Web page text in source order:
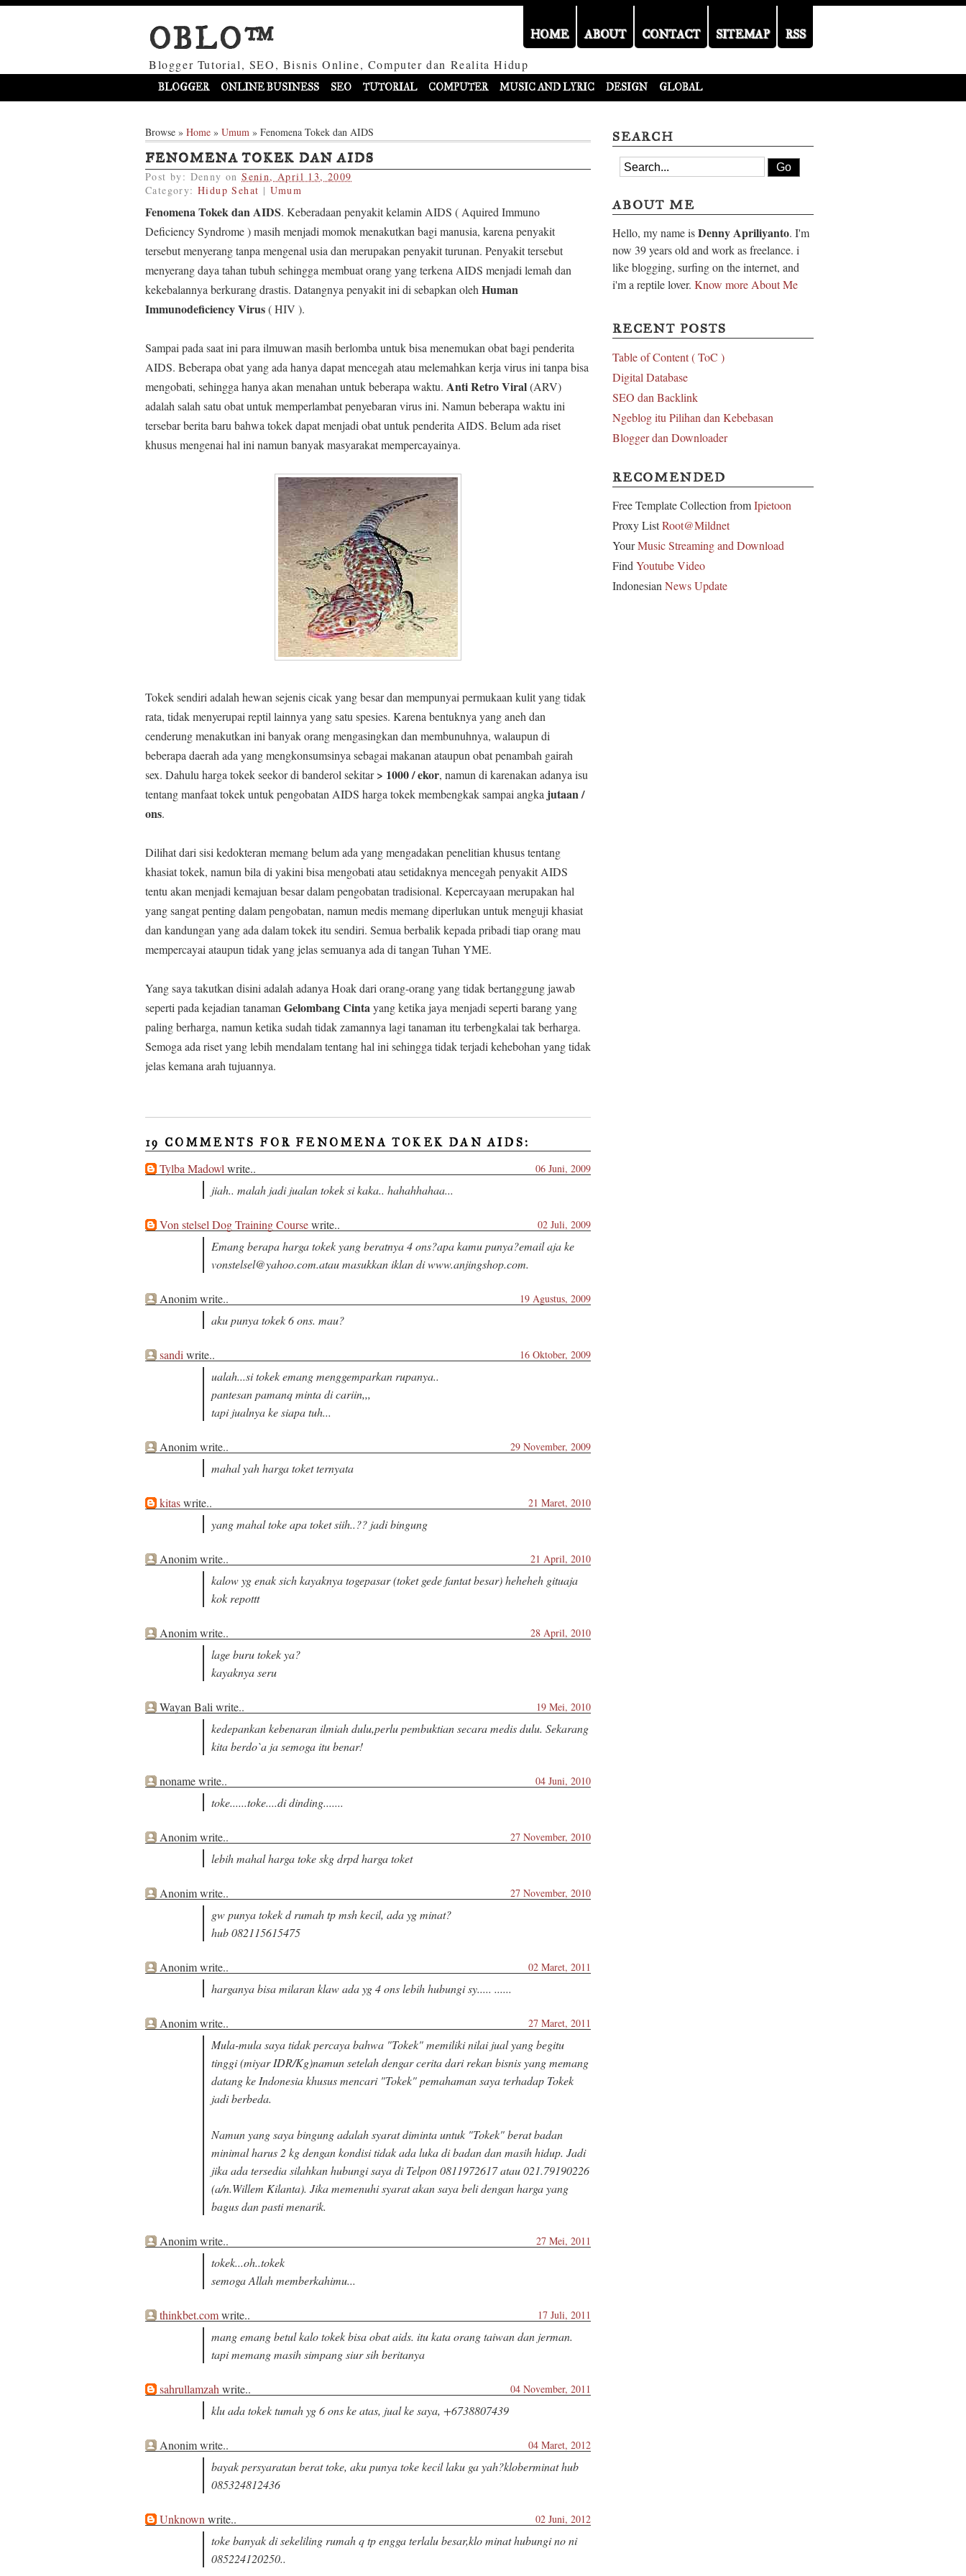
HOME ABOUT CONTACT SITEMAP RSS
OBLO™
Blogger Tutorial, SEO, Bisnis Online, Computer dan Realita Hidup
BLOGGER ONLINE BUSINESS SEO TUTORIAL COMPUTER MUSIC AND LYRIC DESIGN GLOBAL
Browse » Home » Umum » Fenomena Tokek dan AIDS
FENOMENA TOKEK DAN AIDS
Post by: Denny onSenin, April 13, 2009
Category:Hidup Sehat | Umum
Fenomena Tokek dan AIDS. Keberadaan penyakit kelamin AIDS ( Aquired Immuno
Deficiency Syndrome ) masih menjadi momok menakutkan bagi manusia, karena penyakit
tersebut menyerang tanpa mengenal usia dan merupakan penyakit turunan. Penyakit tersebut
menyerang daya tahan tubuh sehingga membuat orang yang terkena AIDS menjadi lemah dan
kekebalannya berkurang drastis. Datangnya penyakit ini di sebapkan oleh Human
Immunodeficiency Virus( HIV ).
Sampai pada saat ini para ilmuwan masih berlomba untuk bisa menemukan obat bagi penderita
AIDS. Beberapa obat yang ada hanya dapat mencegah atau melemahkan kerja virus ini tanpa bisa
mengobati, sehingga hanya akan menahan untuk beberapa waktu. Anti Retro Viral(ARV)
adalah salah satu obat untuk memperlambat penyebaran virus ini. Namun beberapa waktu ini
tersebar berita baru bahwa tokek dapat menjadi obat untuk penderita AIDS. Belum ada riset
khusus mengenai hal ini namun banyak masyarakat mempercayainya.
Tokek sendiri adalah hewan sejenis cicak yang besar dan mempunyai permukaan kulit yang tidak
rata, tidak menyerupai reptil lainnya yang satu spesies. Karena bentuknya yang aneh dan
cenderung menakutkan ini banyak orang mengasingkan dan membunuhnya, walaupun di
beberapa daerah ada yang mengkonsumsinya sebagai makanan ataupun obat penambah gairah
sex. Dahulu harga tokek seekor di banderol sekitar> 1000 / ekor, namun di karenakan adanya isu
tentang manfaat tokek untuk pengobatan AIDS harga tokek membengkak sampai angka jutaan /
ons.
Dilihat dari sisi kedokteran memang belum ada yang mengadakan penelitian khusus tentang
khasiat tokek, namun bila di yakini bisa mengobati atau setidaknya mencegah penyakit AIDS
tentu akan menjadi kemajuan besar dalam pengobatan tradisional. Kepercayaan merupakan hal
yang sangat penting dalam pengobatan, namun medis memang diperlukan untuk menguji khasiat
dan kandungan yang ada dalam tokek itu sendiri. Semua berbalik kepada pribadi tiap orang mau
mempercayai ataupun tidak yang jelas semuanya ada di tangan Tuhan YME.
Yang saya takutkan disini adalah adanya Hoak dari orang-orang yang tidak bertanggung jawab
seperti pada kejadian tanaman Gelombang Cintayang ketika jaya menjadi seperti barang yang
paling berharga, namun ketika sudah tidak zamannya lagi tanaman itu terbengkalai tak berharga.
Semoga ada riset yang lebih mendalam tentang hal ini sehingga tidak terjadi kehebohan yang tidak
jelas kemana arah tujuannya.
19 COMMENTS FOR FENOMENA TOKEK DAN AIDS:
Tylba Madowl write.. 06 Juni, 2009
jiah.. malah jadi jualan tokek si kaka.. hahahhahaa...
Von stelsel Dog Training Coursewrite.. 02 Juli, 2009
Emang berapa harga tokek yang beratnya 4 ons?apa kamu punya?email aja ke
vonstelsel@yahoo.com.atau masukkan iklan di www.anjingshop.com.
Anonim write.. 19 Agustus, 2009
aku punya tokek 6 ons. mau?
sandi write.. 16 Oktober, 2009
ualah...si tokek emang menggemparkan rupanya..
pantesan pamanq minta di cariin,,,
tapi jualnya ke siapa tuh...
Anonim write.. 29 November, 2009
mahal yah harga toket ternyata
kitaswrite.. 21 Maret, 2010
yang mahal toke apa toket siih..?? jadi bingung
Anonim write.. 21 April, 2010
kalow yg enak sich kayaknya togepasar (toket gede fantat besar) heheheh gituaja
kok repottt
Anonim write.. 28 April, 2010
lage buru tokek ya?
kayaknya seru
Wayan Bali write.. 19 Mei, 2010
kedepankan kebenaran ilmiah dulu,perlu pembuktian secara medis dulu. Sekarang
kita berdo`a ja semoga itu benar!
noname write.. 04 Juni, 2010
toke......toke....di dinding.......
Anonim write.. 27 November, 2010
lebih mahal harga toke skg drpd harga toket
Anonim write.. 27 November, 2010
gw punya tokek d rumah tp msh kecil, ada yg minat?
hub 082115615475
Anonim write.. 02 Maret, 2011
harganya bisa milaran klaw ada yg 4 ons lebih hubungi sy..... ......
Anonim write.. 27 Maret, 2011
Mula-mula saya tidak percaya bahwa "Tokek" memiliki nilai jual yang begitu
tinggi (miyar IDR/Kg)namun setelah dengar cerita dari rekan bisnis yang memang
datang ke Indonesia khusus mencari "Tokek" pemahaman saya terhadap Tokek
jadi berbeda.
Namun yang saya bingung adalah syarat diminta untuk "Tokek" berat badan
minimal harus 2 kg dengan kondisi tidak ada luka di badan dan masih hidup. Jadi
jika ada tersedia silahkan hubungi saya di Telpon 0811972617 atau 021.79190226
(a/n.Willem Kilanta). Jika memenuhi syarat akan saya beli dengan harga yang
bagus dan pasti menarik.
Anonim write.. 27 Mei, 2011
tokek...oh..tokek
semoga Allah memberkahimu...
thinkbet.comwrite.. 17 Juli, 2011
mang emang betul kalo tokek bisa obat aids. itu kata orang taiwan dan jerman.
tapi memang masih simpang siur sih beritanya
sahrullamzah write.. 04 November, 2011
klu ada tokek tumah yg 6 ons ke atas, jual ke saya, +6738807439
Anonim write.. 04 Maret, 2012
bayak persyaratan berat toke, aku punya toke kecil laku ga yah?kloberminat hub
085324812436
Unknown write.. 02 Juni, 2012
toke banyak di sekeliling rumah q tp engga terlalu besar,klo minat hubungi no ni
085224120250..
SEARCH
ABOUT ME
Hello, my name isDenny Apriliyanto. I'm
now 39 years old and work as freelance. i
like blogging, surfing on the internet, and
i'm a reptile lover. Know more About Me
RECENT POSTS
Table of Content ( ToC )
Digital Database
SEO dan Backlink
Ngeblog itu Pilihan dan Kebebasan
Blogger dan Downloader
RECOMENDED
Free Template Collection fromIpietoon
Proxy ListRoot@Mildnet
YourMusic Streaming and Download
Find Youtube Video
Indonesian News Update